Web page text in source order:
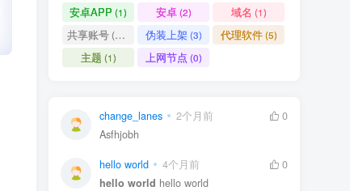
安卓APP (1) 安卓(2) 域名 (1)
共享账号(11) 伪装上架(3) 代理软件(5)
主题 (1) 上网节点 (0)
change_lanes 2个月前
0
Asfhjobh
hello world 4个月前
0
hello world hello world